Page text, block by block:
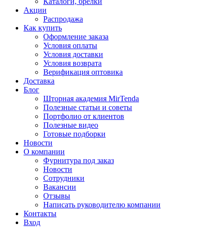
Акции
Распродажа
Как купить
Оформление заказа
Условия оплаты
Условия доставки
Условия возврата
Верификация оптовика
Доставка
Блог
Шторная академия MirTenda
Полезные статьи и советы
Портфолио от клиентов
Полезные видео
Готовые подборки
Новости
О компании
Фурнитура под заказ
Новости
Сотрудники
Вакансии
Отзывы
Написать руководителю компании
Контакты
Вход